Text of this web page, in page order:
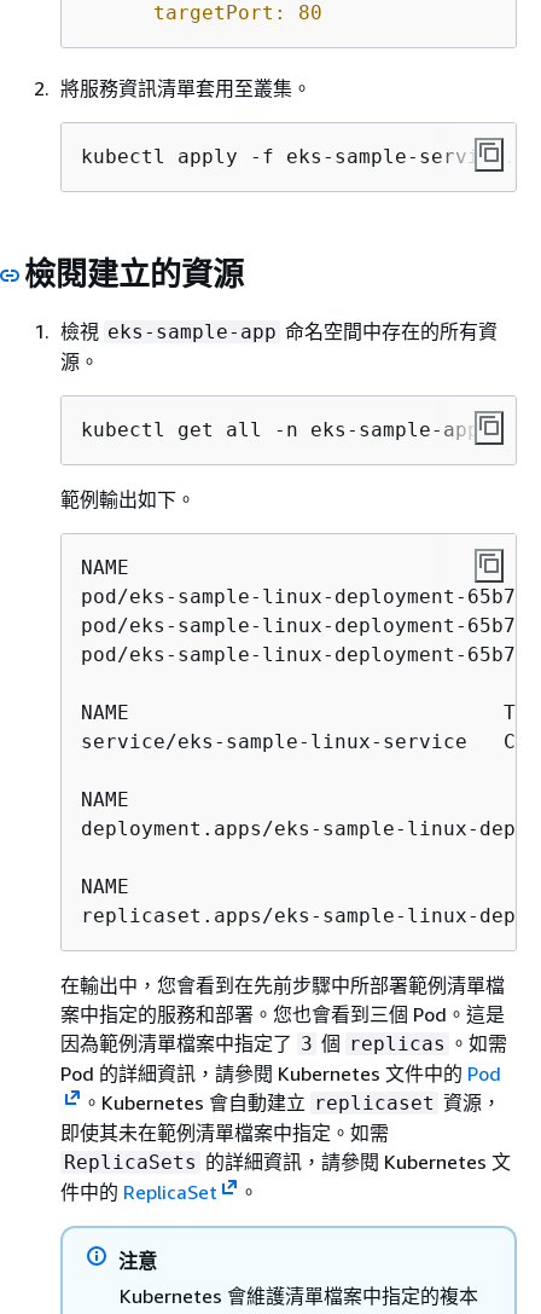
targetPort:
80
將服務資訊清單套用至叢集。
kubectl apply -f eks-sample-
檢閱建立的資源
檢視 eks-sample-app 命名空間中存在的所有資
源。
kubectl get all -n eks-sample-app
範例輸出如下。
NAME
pod/eks-sample-linux-deployment-
pod/eks-sample-linux-deployment-
pod/eks-sample-linux-deployment-
NAME                               TYPE
service/eks-sample-linux-service
NAME
deployment.apps/eks-sample-
NAME
replicaset.apps/eks-sample-linux-
在輸出中，您會看到在先前步驟中所部署範例清單檔
案中指定的服務和部署。您也會看到三個 Pod。這是
因為範例清單檔案中指定了 3 個 replicas 。如需
Pod 的詳細資訊，請參閱 Kubernetes 文件中的 Pod
。Kubernetes 會自動建立 replicaset 資源，
即使其未在範例清單檔案中指定。如需
ReplicaSets 的詳細資訊，請參閱 Kubernetes 文
件中的 ReplicaSet 。
注意
Kubernetes 會維護清單檔案中指定的複本